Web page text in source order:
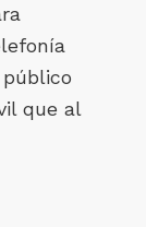
que al